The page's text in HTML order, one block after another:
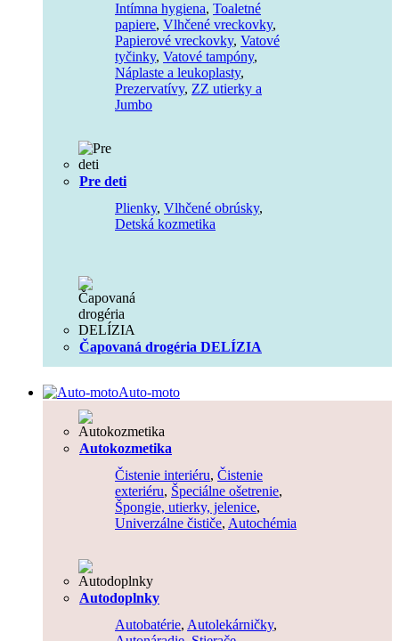
Intímna hygiena, Toaletné
papiere, Vlhčené vreckovky,
Papierové vreckovky, Vatové
tyčinky, Vatové tampóny,
Náplaste a leukoplasty,
Prezervatívy, ZZ utierky a
Jumbo
Pre deti
Plienky, Vlhčené obrúsky,
Detská kozmetika
Čapovaná drogéria DELÍZIA
Auto-moto
Autokozmetika
Čistenie interiéru, Čistenie
exteriéru, Špeciálne ošetrenie,
Špongie, utierky, jelenice,
Univerzálne čističe, Autochémia
Autodoplnky
Autobatérie, Autolekárničky,